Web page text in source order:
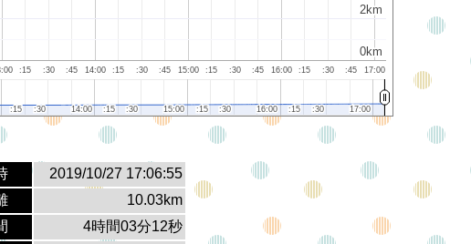
14:00 15:00 16:00 17:00
:15 :30 :45 :15 :30 :45 :15 :30 :45 :15 :30 :45
0km
0km
2km
2km
14:00
14:00 15:00
15:00 16:00
16:00 17:00
17:00
:15
:15 :30
:30 :15
:15 :30
:30 :15
:15 :30
:30 :15
:15 :30
:30
2019/10/27 17:06:55
10.03km
4時間03分12秒